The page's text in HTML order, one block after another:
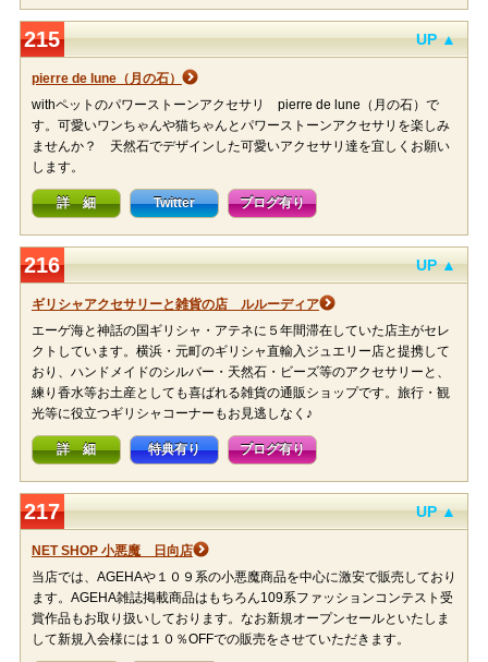
215 UP ▲
pierre de lune（月の石）
withペットのパワーストーンアクセサリ pierre de lune（月の石）で
す。可愛いワンちゃんや猫ちゃんとパワーストーンアクセサリを楽しみ
ませんか？ 天然石でデザインした可愛いアクセサリ達を宜しくお願い
します。
詳 細 Twitter ブログ有り
216 UP ▲
ギリシャアクセサリーと雑貨の店 ルルーディア
エーゲ海と神話の国ギリシャ・アテネに５年間滞在していた店主がセレ
クトしています。横浜・元町のギリシャ直輸入ジュエリー店と提携して
おり、ハンドメイドのシルバー・天然石・ビーズ等のアクセサリーと、
練り香水等お土産としても喜ばれる雑貨の通販ショップです。旅行・観
光等に役立つギリシャコーナーもお見逃しなく♪
詳 細 特典有り ブログ有り
217 UP ▲
NET SHOP 小悪魔 日向店
当店では、AGEHAや１０９系の小悪魔商品を中心に激安で販売しており
ます。AGEHA雑誌掲載商品はもちろん109系ファッションコンテスト受
賞作品もお取り扱いしております。なお新規オープンセールといたしま
して新規入会様には１０％OFFでの販売をさせていただきます。